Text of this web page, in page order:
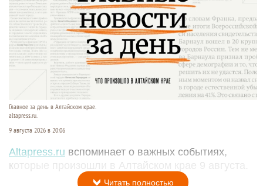
Главное за день в Алтайском крае.
altapress.ru.
9 августа 2026 в 20:06
Altapress.ru вспоминает о важных событиях,
которые произошли в Алтайском крае 9 августа.
Читать полностью